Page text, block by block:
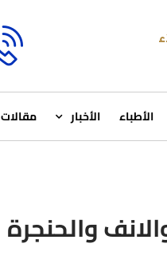
الأطباء الأخبار مقالات
والحنجرة